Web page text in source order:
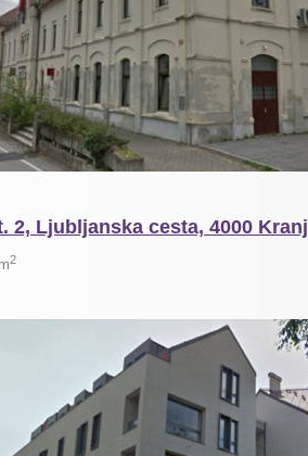
2, Ljubljanska cesta, 4000 Kranj
m2